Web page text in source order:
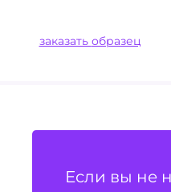
заказать образец
Если вы не